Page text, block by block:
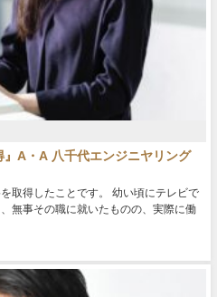
』A・A 八千代エンジニヤリング
取得したことです。 幼い頃にテレビで
無事その職に就いたものの、実際に働